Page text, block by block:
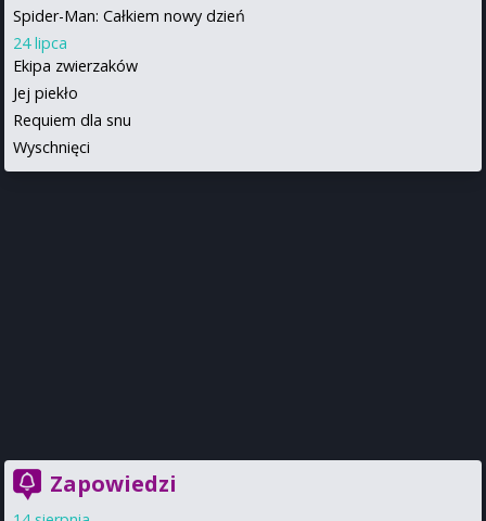
Spider-Man: Całkiem nowy dzień
24 lipca
Ekipa zwierzaków
Jej piekło
Requiem dla snu
Wyschnięci
Zapowiedzi